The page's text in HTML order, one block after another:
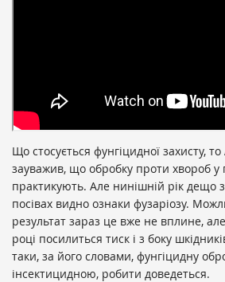
Що стосується фунгіцидної захисту,
зауважив, що обробку проти хвороб у
практикують. Але нинішній рік дещо
посівах видно ознаки фузаріозу.
результат зараз це вже не вплине,
році посилиться тиск і з боку
таки, за його словами, фунгіцидну
інсектицидною, робити доведеться.